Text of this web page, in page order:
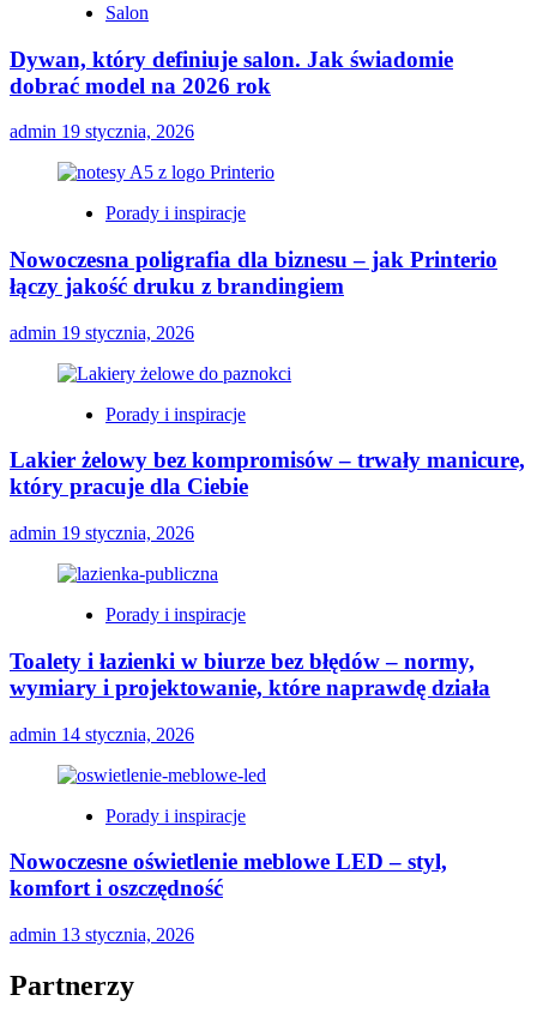
Salon
Dywan, który definiuje salon. Jak świadomie
dobrać model na 2026 rok
admin 19 stycznia, 2026
Porady i inspiracje
Nowoczesna poligrafia dla biznesu – jak Printerio
łączy jakość druku z brandingiem
admin 19 stycznia, 2026
Porady i inspiracje
Lakier żelowy bez kompromisów – trwały manicure,
który pracuje dla Ciebie
admin 19 stycznia, 2026
Porady i inspiracje
Toalety i łazienki w biurze bez błędów – normy,
wymiary i projektowanie, które naprawdę działa
admin 14 stycznia, 2026
Porady i inspiracje
Nowoczesne oświetlenie meblowe LED – styl,
komfort i oszczędność
admin 13 stycznia, 2026
Partnerzy